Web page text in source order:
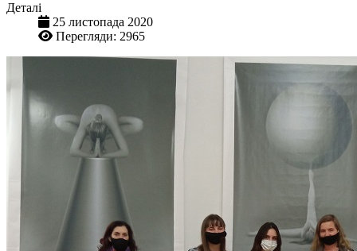
Деталі
25 листопада 2020
Перегляди: 2965